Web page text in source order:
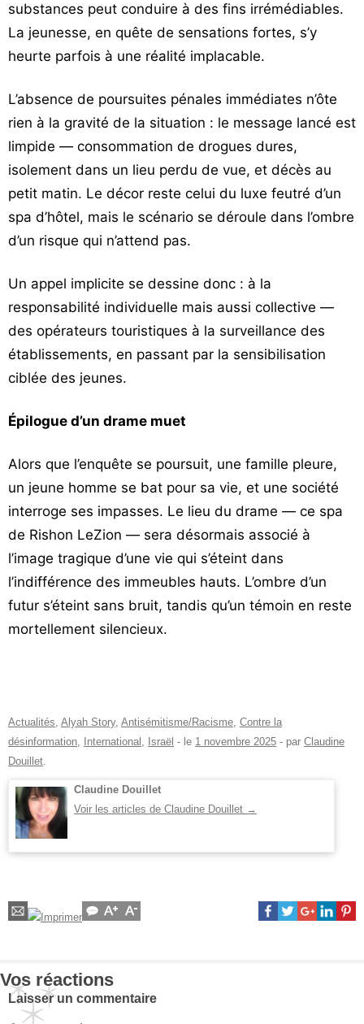
substances peut conduire à des fins irrémédiables.
La jeunesse, en quête de sensations fortes, s’y
heurte parfois à une réalité implacable.
L’absence de poursuites pénales immédiates n’ôte
rien à la gravité de la situation : le message lancé est
limpide — consommation de drogues dures,
isolement dans un lieu perdu de vue, et décès au
petit matin. Le décor reste celui du luxe feutré d’un
spa d’hôtel, mais le scénario se déroule dans l’ombre
d’un risque qui n’attend pas.
Un appel implicite se dessine donc : à la
responsabilité individuelle mais aussi collective —
des opérateurs touristiques à la surveillance des
établissements, en passant par la sensibilisation
ciblée des jeunes.
Épilogue d’un drame muet
Alors que l’enquête se poursuit, une famille pleure,
un jeune homme se bat pour sa vie, et une société
interroge ses impasses. Le lieu du drame — ce spa
de Rishon LeZion — sera désormais associé à
l’image tragique d’une vie qui s’éteint dans
l’indifférence des immeubles hauts. L’ombre d’un
futur s’éteint sans bruit, tandis qu’un témoin en reste
mortellement silencieux.
Actualités, Alyah Story, Antisémitisme/Racisme, Contre la
désinformation, International , Israël - le 1 novembre 2025 - par Claudine
Douillet.
Claudine Douillet
Voir les articles de Claudine Douillet →
Vos réactions
Laisser un commentaire